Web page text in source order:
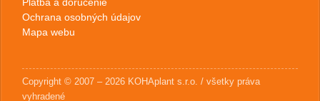
Ochrana osobných údajov
Mapa webu
Copyright © 2007 – 2026 KOHAplant s.r.o. / všetky práva
vyhradené